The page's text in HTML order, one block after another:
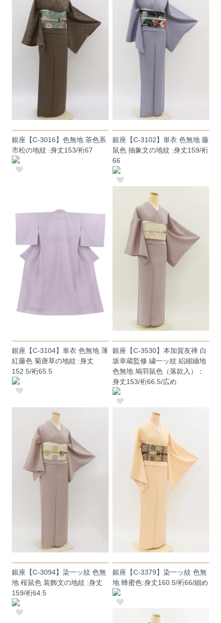
銀座【C-3016】色無地 茶色系
市松の地紋 :身丈153/裄67
銀座【C-3102】単衣 色無地 藤
鼠色 抽象文の地紋 :身丈159/裄
66
銀座【C-3104】単衣 色無地 薄
紅藤色 菊唐草の地紋 :身丈
152.5/裄65.5
銀座【C-3530】本加賀友禅 白
坂幸蔵監修 繍一ッ紋 絽縮緬地
色無地 鳩羽鼠色（落款入）：
身丈153/裄66.5/広め
銀座【C-3094】染一ッ紋 色無
地 桜鼠色 装飾文の地紋 :身丈
159/裄64.5
銀座【C-3379】染一ッ紋 色無
地 蜂蜜色:身丈160.5/裄66/細め